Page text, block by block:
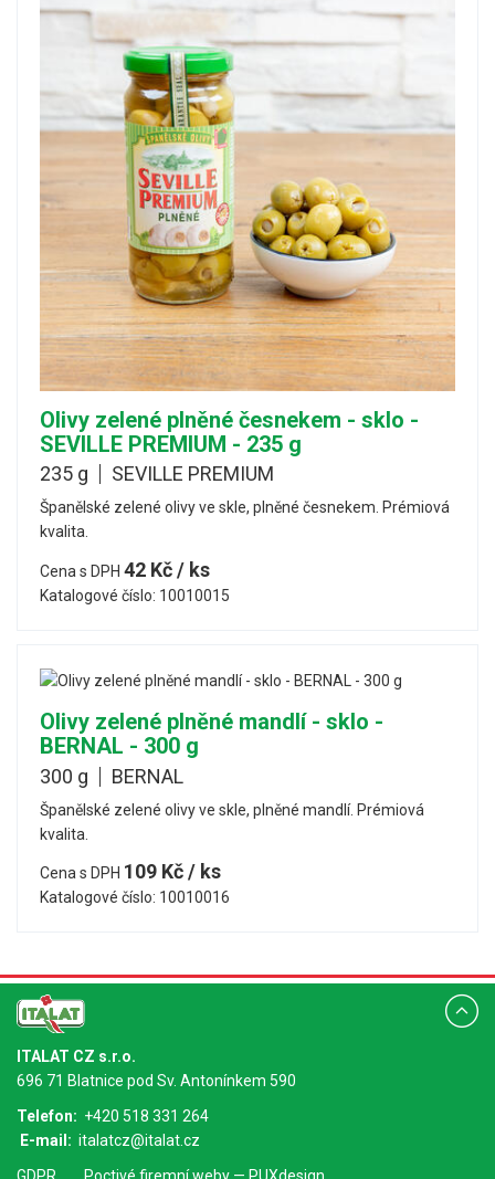
Olivy zelené plněné česnekem - sklo -
SEVILLE PREMIUM - 235 g
235 g SEVILLE PREMIUM
Španělské zelené olivy ve skle, plněné česnekem. Prémiová
kvalita.
Cena s DPH 42 Kč / ks
Katalogové číslo: 10010015
Olivy zelené plněné mandlí - sklo -
BERNAL - 300 g
300 g BERNAL
Španělské zelené olivy ve skle, plněné mandlí. Prémiová
kvalita.
Cena s DPH 109 Kč / ks
Katalogové číslo: 10010016
ITALAT CZ s.r.o.
696 71 Blatnice pod Sv. Antonínkem 590
Telefon: +420 518 331 264
E-mail: italatcz@italat.cz